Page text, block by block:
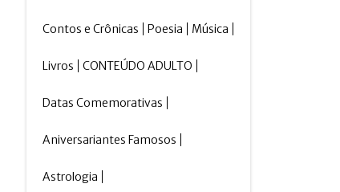
Contos e Crônicas Poesia Música
Livros CONTEÚDO ADULTO
Datas Comemorativas
Aniversariantes Famosos
Astrologia